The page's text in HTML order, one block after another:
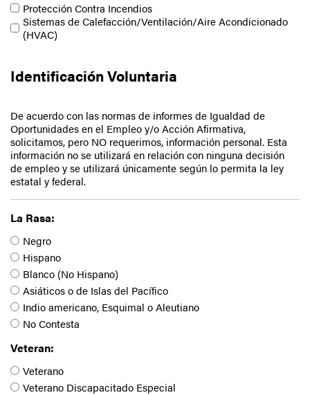
Protección Contra Incendios
Sistemas de Calefacción/Ventilación/Aire Acondicionado
(HVAC)
Identificación Voluntaria
De acuerdo con las normas de informes de Igualdad de
Oportunidades en el Empleo y/o Acción Afirmativa,
solicitamos, pero NO requerimos, información personal. Esta
información no se utilizará en relación con ninguna decisión
de empleo y se utilizará únicamente según lo permita la ley
estatal y federal.
La Rasa:
Negro
Hispano
Blanco (No Hispano)
Asiáticos o de Islas del Pacífico
Indio americano, Esquimal o Aleutiano
No Contesta
Veteran:
Veterano
Veterano Discapacitado Especial